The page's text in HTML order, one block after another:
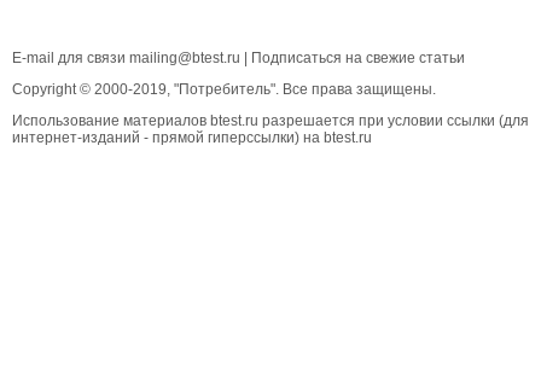
E-mail для связи mailing@btest.ru
Подписаться на свежие статьи
Copyright © 2000-2019, "Потребитель". Все права защищены.
Использование материалов btest.ru разрешается при условии ссылки (для
интернет-изданий - прямой гиперссылки) на btest.ru